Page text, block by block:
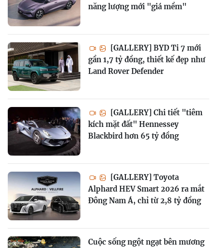
năng lượng mới "giá mềm"
[GALLERY] BYD Ti 7 mới
gần 1,7 tỷ đồng, thiết kế đẹp như
Land Rover Defender
[GALLERY] Chi tiết "tiêm
kích mặt đất" Hennessey
Blackbird hơn 65 tỷ đồng
[GALLERY] Toyota
Alphard HEV Smart 2026 ra mắt
Đông Nam Á, chỉ từ 2,8 tỷ đồng
Cuộc sống ngột ngạt bên mương